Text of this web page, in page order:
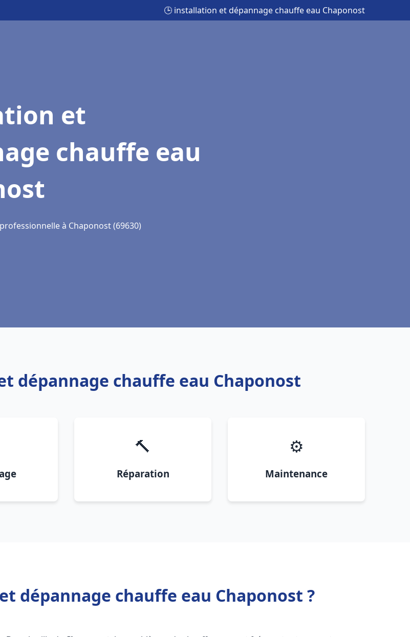
🕒 installation et dépannage chauffe eau Chaponost
et
chauffe eau
à Chaponost (69630)
dépannage chauffe eau Chaponost
🔨
Réparation
⚙️
Maintenance
dépannage chauffe eau Chaponost ?